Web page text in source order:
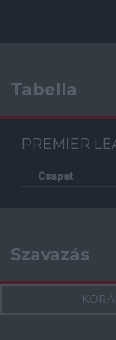
Tabella
PREMIER
Csapat
Szavazás